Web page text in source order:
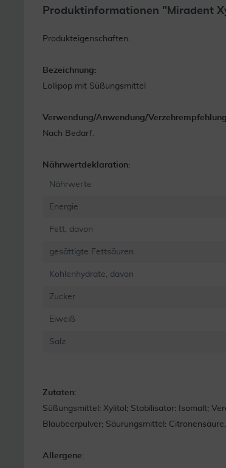
Produktinformationen "Miradent
Produkteigenschaften:
Bezeichnung:
Lollipop mit Süßungsmittel
Verwendung/Anwendung/
Nach Bedarf.
Nährwertdeklaration:
Nährwerte
Energie
Fett, davon
gesättigte Fettsäuren
Kohlenhydrate, davon
Zucker
Eiweiß
Salz
Zutaten:
Süßungsmittel: Xylitol; Stabilisator: Isomalt;
Blaubeerpulver; Säurungsmittel:
Allergene: